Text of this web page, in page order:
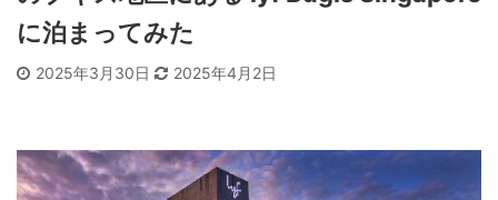
に泊まってみた
2025年3月30日 2025年4月2日